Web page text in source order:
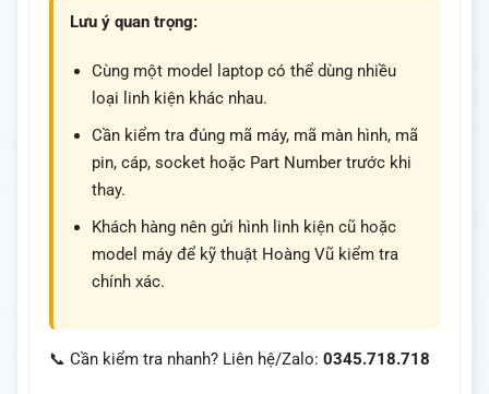
Lưu ý quan trọng:
Cùng một model laptop có thể dùng nhiều
loại linh kiện khác nhau.
Cần kiểm tra đúng mã máy, mã màn hình, mã
pin, cáp, socket hoặc Part Number trước khi
thay.
Khách hàng nên gửi hình linh kiện cũ hoặc
model máy để kỹ thuật Hoàng Vũ kiểm tra
chính xác.
📞 Cần kiểm tra nhanh? Liên hệ/Zalo: 0345.718.718